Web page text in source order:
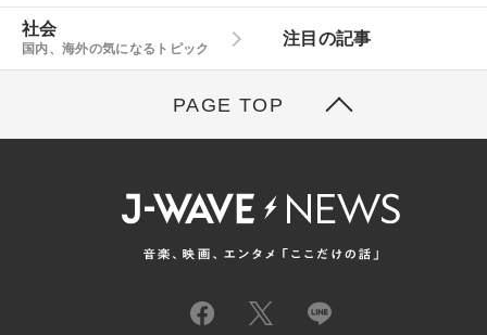
社会
国内、海外の気になるトピック
注目の記事
PAGE TOP